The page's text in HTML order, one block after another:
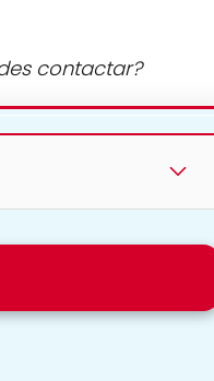
contactar?